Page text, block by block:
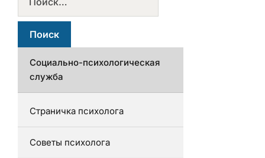
Социально-психологическая
служба
Страничка психолога
Советы психолога